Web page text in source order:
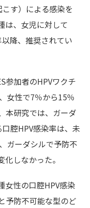
す）による感染を
は、女児に対して
降、推奨されてい
参加者のHPVワクチ
女性で7％から15％
本研究では、ガーダ
腔HPV感染率は、未
ガーダシルで予防不
しなかった。
女性の口腔HPV感染
予防不可能な型のど